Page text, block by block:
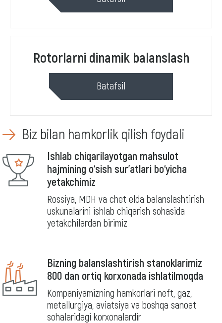
Rotorlarni dinamik balanslash
Batafsil
Biz bilan hamkorlik qilish foydali
Ishlab chiqarilayotgan mahsulot
hajmining o‘sish sur’atlari bo‘yicha
yetakchimiz
Rossiya, MDH va chet elda balanslashtirish
uskunalarini ishlab chiqarish sohasida
yetakchilardan birimiz
Bizning balanslashtirish stanoklarimiz
800 dan ortiq korxonada ishlatilmoqda
Kompaniyamizning hamkorlari neft, gaz,
metallurgiya, aviatsiya va boshqa sanoat
sohalaridagi korxonalardir